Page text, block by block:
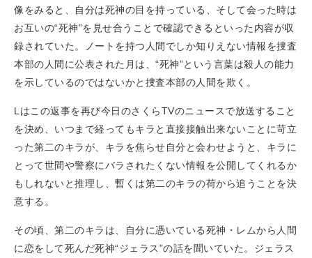
像をみると、自分は死神の目を持っている、そして会った時は
お互いの“死神”を見せ合うことで確認できるといった内容が収
録されていた。ノートを持つ人間でしか知りえない情報を捜査
本部の人間に公表された月は、“死神”という言葉は殺人の能力
を示しているのではないかと捜査本部の人間を欺く。
Lはこの返事を再び今日のさくらTVのニュースで放送すること
を決め、いつまで経ってもキラと直接接触出来ないことに苛立
った第二のキラが、キラを焦らせ自分と会わせようと、キラに
とって世間や警察にバラされたくない情報を公開してくれるか
もしれないと推理し、暫くは第二のキラの荷から追うことを決
意する。
その頃、第二のキラは、自分に憑いている死神・レムから人間
に恋をして死んだ死神“ジェラス”の話を聞いていた。ジェラス